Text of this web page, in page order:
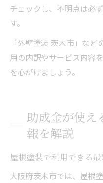
チェックし、不明点は必
す。
「外壁塗装 茨木市」な
用の内訳やサービス内容
を心がけましょう。
助成金が使え
報を解説
屋根塗装で利用できる
大阪府茨木市では、屋根